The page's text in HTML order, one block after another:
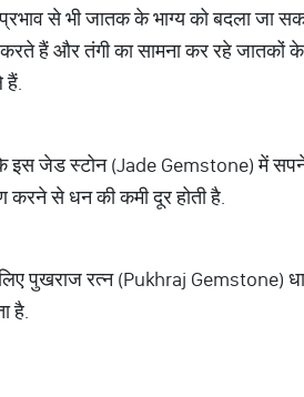
से भी जातक के भाग्य को बदला जा
हैं और तंगी का सामना कर रहे जातकों
हैं.
कि इस जेड स्टोन (Jade Gemstone) में
करने से धन की कमी दूर होती है.
पुखराज रत्न (Pukhraj Gemstone)
है.